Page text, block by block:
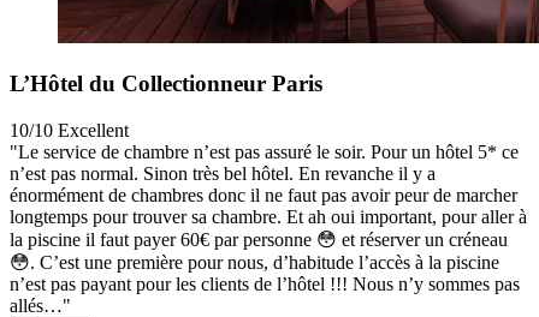
L’Hôtel du Collectionneur Paris
10/10 Excellent
"Le service de chambre n’est pas assuré le soir. Pour un hôtel 5* ce
n’est pas normal. Sinon très bel hôtel. En revanche il y a
énormément de chambres donc il ne faut pas avoir peur de marcher
longtemps pour trouver sa chambre. Et ah oui important, pour aller à
la piscine il faut payer 60€ par personne 😳 et réserver un créneau
😳. C’est une première pour nous, d’habitude l’accès à la piscine
n’est pas payant pour les clients de l’hôtel !!! Nous n’y sommes pas
allés…"